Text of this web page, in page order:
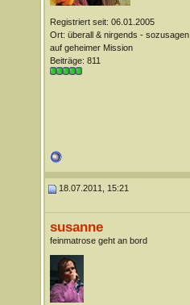
Registriert seit: 06.01.2005
Ort: überall & nirgends - sozusagen
auf geheimer Mission
Beiträge: 811
18.07.2011, 15:21
susanne
feinmatrose geht an bord